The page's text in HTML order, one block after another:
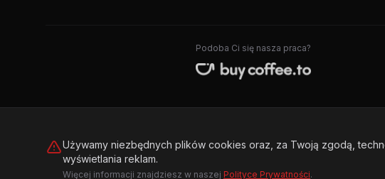
Podoba Ci się nasza praca?
© 2026 Archiwum Zbrodni - zly.com.pl. Wszelkie prawa zastrzeżone.
Używamy niezbędnych plików cookies oraz, za Twoją zgodą,
wyświetlania reklam.
Więcej informacji znajdziesz w naszej Polityce Prywatności.